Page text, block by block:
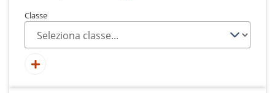
Classe